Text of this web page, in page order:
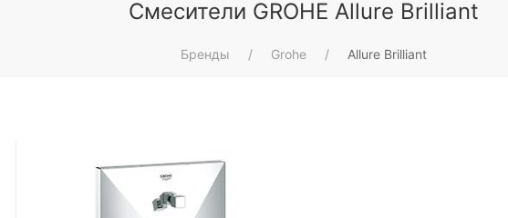
Смесители GROHE Allure Brilliant
Бренды Grohe Allure Brilliant